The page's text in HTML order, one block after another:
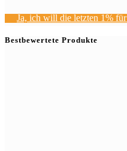
Ja, ich will die letzten 1%
Bestbewertete Produkte